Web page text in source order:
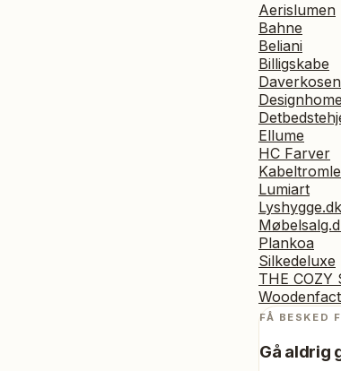
Aerislumen
Bahne
Beliani
Billigskabe
Daverkosen
Designhome
Ellume
HC Farver
Lumiart
Lyshygge.dk
Plankoa
Silkedeluxe
THE COZY
FÅ BESKED
Gå aldrig